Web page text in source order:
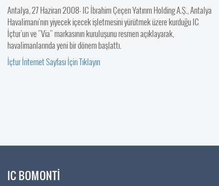
Antalya, 27 Haziran 2008- IC İbrahim Çeçen Yatırım Holding A.Ş., Antalya
Havalimanı'nın yiyecek içecek işletmesini yürütmek üzere kurduğu IC
İçtur'un ve "Via" markasının kuruluşunu resmen açıklayarak,
havalimanlarında yeni bir dönem başlattı.
İçtur İnternet Sayfası İçin Tıklayın
IC BOMONTİ